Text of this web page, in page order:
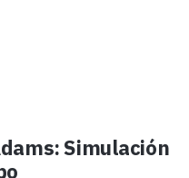
Simulación